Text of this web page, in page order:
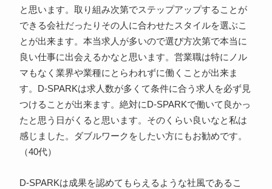
と思います。取り組み次第でステップアップすることが
できる会社だったりその人に合わせたスタイルを選ぶこ
とが出来ます。本当求人が多いので選び方次第で本当に
良い仕事に出会えるかなと思います。営業職は特にノル
マもなく業界や業種にとらわれずに働くことが出来ま
す。D-SPARKは求人数が多くて条件に合う求人を必ず見
つけることが出来ます。絶対にD-SPARKで働いて良かっ
たと思う日がくると思います。そのくらい良いなと私は
感じました。ダブルワークをしたい方にもお勧めです。
（40代）
D-SPARKは成果を認めてもらえるような社風であるこ